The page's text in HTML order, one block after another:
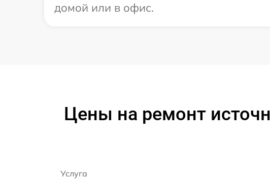
домой или в офис.
Цены на ремонт
Услуга